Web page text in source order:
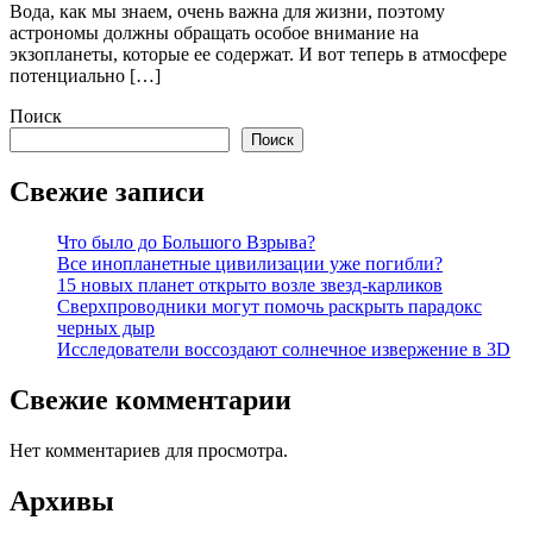
Вода, как мы знаем, очень важна для жизни, поэтому
астрономы должны обращать особое внимание на
экзопланеты, которые ее содержат. И вот теперь в атмосфере
потенциально […]
Поиск
Поиск
Свежие записи
Что было до Большого Взрыва?
Все инопланетные цивилизации уже погибли?
15 новых планет открыто возле звезд-карликов
Сверхпроводники могут помочь раскрыть парадокс
черных дыр
Исследователи воссоздают солнечное извержение в 3D
Свежие комментарии
Нет комментариев для просмотра.
Архивы